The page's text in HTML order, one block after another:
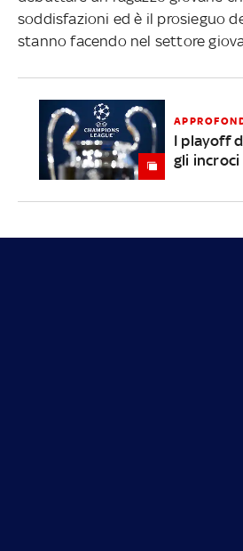
soddisfazioni ed è il prosieguo
stanno facendo nel settore
I playoff
gli